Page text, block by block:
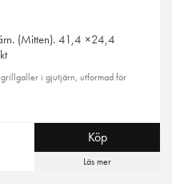
(Mitten). 41,4 ×24,4
i gjutjärn, utformad för
Köp
Läs mer